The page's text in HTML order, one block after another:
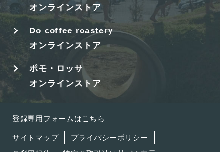
オンラインストア
Do coffee roastery
オンラインストア
ポモ・ロッサ
オンラインストア
登録専用フォームはこちら
サイトマップ
プライバシーポリシー